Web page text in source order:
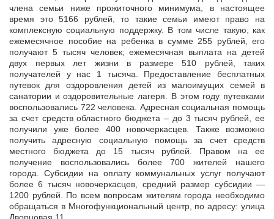
члена семьи ниже прожиточного минимума, в настоящее
время это 5166 рублей, то такие семьи имеют право на
комплексную социальную поддержку. В том числе такую, как
ежемесячное пособие на ребенка в сумме 255 рублей, его
получают 5 тысяч человек; ежемесячная выплата на детей
двух первых лет жизни в размере 510 рублей, таких
получателей у нас 1 тысяча. Предоставление бесплатных
путевок для оздоровления детей из малоимущих семей в
санатории и оздоровительные лагеря. В этом году путевками
воспользовались 722 человека. Адресная социальная помощь
за счет средств областного бюджета – до 3 тысяч рублей, ее
получили уже более 400 новочеркасцев. Также возможно
получить адресную социальную помощь за счет средств
местного бюджета до 15 тысяч рублей. Правом на ее
получение воспользовались более 700 жителей нашего
города. Субсидии на оплату коммунальных услуг получают
более 6 тысяч новочеркасцев, средний размер субсидии —
1200 рублей. По всем вопросам жителям города необходимо
обращаться в Многофункциональный центр, по адресу: улица